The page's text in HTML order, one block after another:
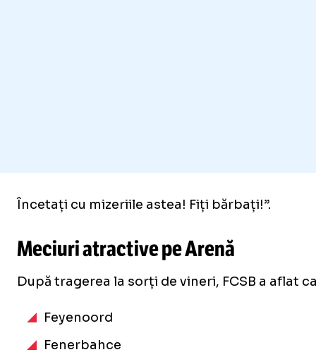
Încetați cu mizeriile astea! Fiți bărbați!”.
Meciuri atractive pe Arenă
După tragerea la sorți de vineri, FCSB a aflat
Feyenoord
Fenerbahce